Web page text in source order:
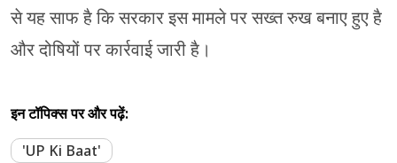
से यह साफ है कि सरकार इस मामले पर सख्त रुख बनाए हुए है
और दोषियों पर कार्रवाई जारी है।
इन टॉपिक्स पर और पढ़ें:
'UP Ki Baat'